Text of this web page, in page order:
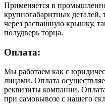
Применяется в
крупногабаритных деталей,
через распашную крышку,
полудверь торца.
Оплата:
Мы работаем как с
лицами. Оплата
реквизиты компании.
при самовывозе с нашего